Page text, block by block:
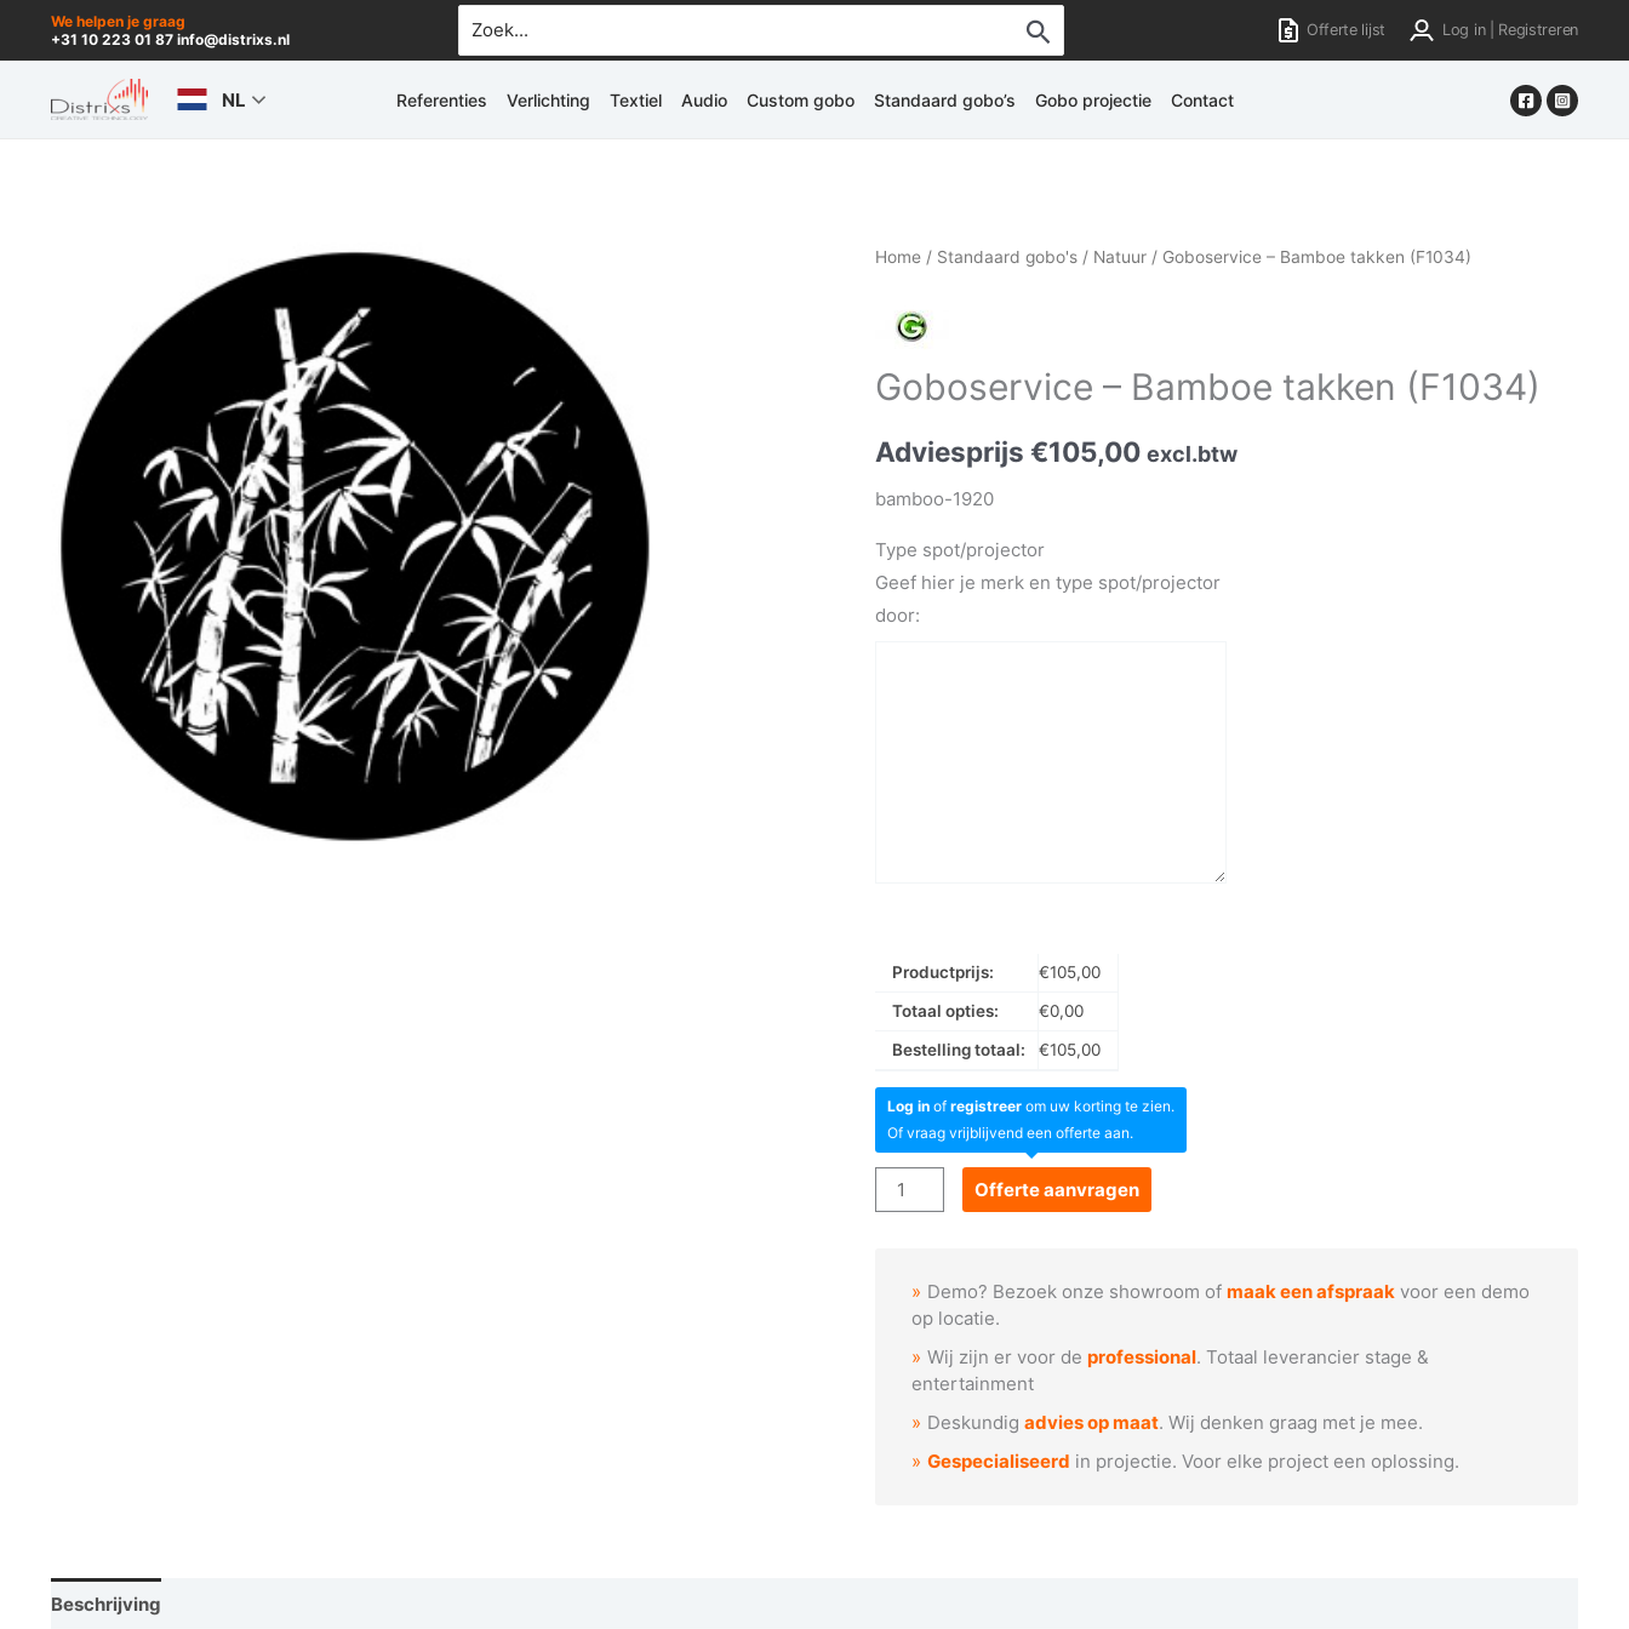
inhoud
We helpen je graag
+31 10 223 01 87 info@distrixs.nl
Zoek
naar:
Offerte lijst Log in | Registreren
NL Referenties Verlichting Textiel Audio Custom gobo Standaard gobo’s Gobo projectie Contact
Home / Standaard gobo's / Natuur / Goboservice – Bamboe takken (F1034)
Goboservice – Bamboe takken (F1034)
Adviesprijs€105,00 excl.btw
bamboo-1920
Type spot/projector
Geef hier je merk en type spot/projector
door:
Productprijs: €105,00
Totaal opties:
€0,00
Bestelling totaal:
€105,00
Log in ofregistreer om uw korting te zien.
Of vraag vrijblijvend een offerte aan.
Goboservice
-
takken
(F1034)
Offerte aanvragen
Demo? Bezoek onze showroom ofmaak een afspraak voor een demo
op locatie.
Wij zijn er voor deprofessional. Totaal leverancier stage &
entertainment
Deskundigadvies op maat. Wij denken graag met je mee.
Gespecialiseerd in projectie. Voor elke project een oplossing.
Beschrijving